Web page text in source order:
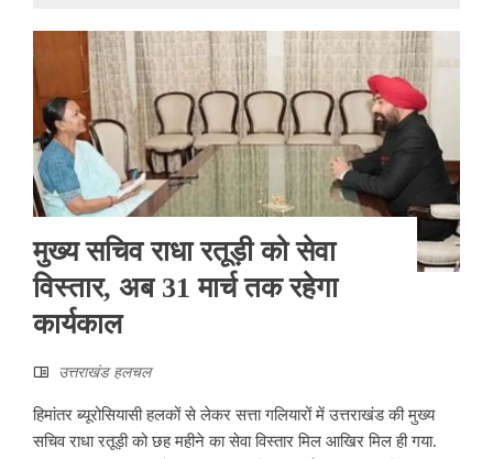
मुख्य सचिव राधा रतूड़ी को सेवा
विस्तार, अब 31 मार्च तक रहेगा
कार्यकाल
उत्तराखंड हलचल
हिमांतर ब्यूरोसियासी हलकों से लेकर सत्ता गलियारों में उत्तराखंड की मुख्य
सचिव राधा रतूड़ी को छह महीने का सेवा विस्तार मिल आखिर मिल ही गया.